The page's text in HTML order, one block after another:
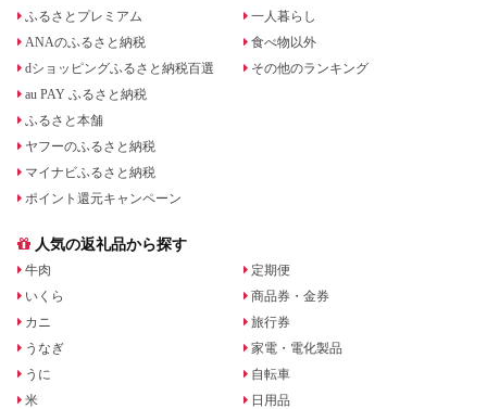
ふるさとプレミアム
ANAのふるさと納税
dショッピングふるさと納税百選
au PAY ふるさと納税
ふるさと本舗
ヤフーのふるさと納税
マイナビふるさと納税
ポイント還元キャンペーン
一人暮らし
食べ物以外
その他のランキング
人気の返礼品から探す
牛肉
いくら
カニ
うなぎ
うに
米
定期便
商品券・金券
旅行券
家電・電化製品
自転車
日用品